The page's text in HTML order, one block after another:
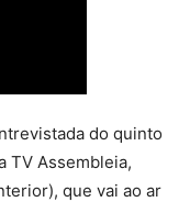
do quinto
TV Assembleia,
que vai ao ar